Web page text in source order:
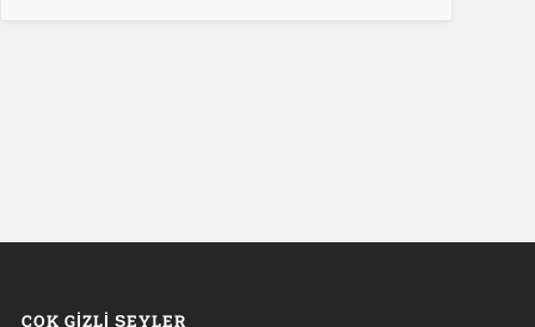
ÇOK GIZLI ŞEYLER